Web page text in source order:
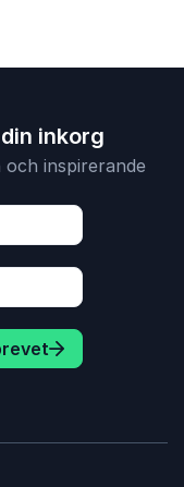
inkorg
och inspirerande